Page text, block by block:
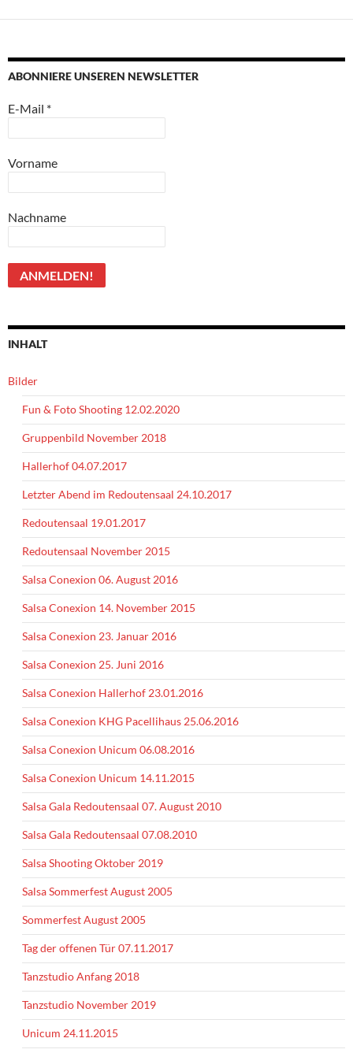
ABONNIERE UNSEREN NEWSLETTER
E-Mail *
Vorname
Nachname
INHALT
Bilder
Fun & Foto Shooting 12.02.2020
Gruppenbild November 2018
Hallerhof 04.07.2017
Letzter Abend im Redoutensaal 24.10.2017
Redoutensaal 19.01.2017
Redoutensaal November 2015
Salsa Conexion 06. August 2016
Salsa Conexion 14. November 2015
Salsa Conexion 23. Januar 2016
Salsa Conexion 25. Juni 2016
Salsa Conexion Hallerhof 23.01.2016
Salsa Conexion KHG Pacellihaus 25.06.2016
Salsa Conexion Unicum 06.08.2016
Salsa Conexion Unicum 14.11.2015
Salsa Gala Redoutensaal 07. August 2010
Salsa Gala Redoutensaal 07.08.2010
Salsa Shooting Oktober 2019
Salsa Sommerfest August 2005
Sommerfest August 2005
Tag der offenen Tür 07.11.2017
Tanzstudio Anfang 2018
Tanzstudio November 2019
Unicum 24.11.2015